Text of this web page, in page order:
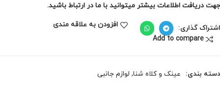
دریافت اطلاعات بیشتر میتوانید با ما در ارتباط باشید.
گذاری:
افزودن به علاقه مندی
Add to compare
بندی: عینک و کلاه شنا, لوازم جانبی